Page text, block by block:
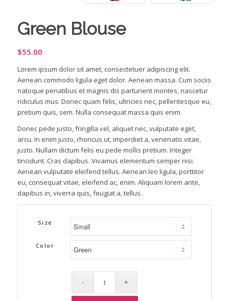
Green Blouse
$55.00
Lorem ipsum dolor sit amet, consectetuer adipiscing elit.
Aenean commodo ligula eget dolor. Aenean massa. Cum sociis
natoque penatibus et magnis dis parturient montes, nascetur
ridiculus mus. Donec quam felis, ultricies nec, pellentesque eu,
pretium quis, sem. Nulla consequat massa quis enim.
Donec pede justo, fringilla vel, aliquet nec, vulputate eget,
arcu. In enim justo, rhoncus ut, imperdiet a, venenatis vitae,
justo. Nullam dictum felis eu pede mollis pretium. Integer
tincidunt. Cras dapibus. Vivamus elementum semper nisi.
Aenean vulputate eleifend tellus. Aenean leo ligula, porttitor
eu, consequat vitae, eleifend ac, enim. Aliquam lorem ante,
dapibus in, viverra quis, feugiat a, tellus.
Size
Color